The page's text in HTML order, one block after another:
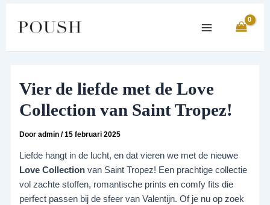
naar
Vier de liefde met de Love
Collection van Saint Tropez!
Dooradmin/15 februari 2025
Liefde hangt in de lucht, en dat vieren we met de nieuwe
Love Collection van Saint Tropez! Een prachtige collectie
vol zachte stoffen, romantische prints en comfy fits die
perfect passen bij de sfeer van Valentijn. Of je nu op zoek
navigatie